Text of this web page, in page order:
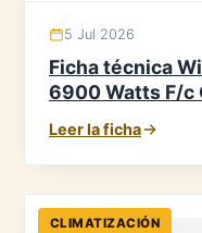
5 Jul 2026
Ficha técnica
6900 Watts F/c
Leer la ficha
CLIMATIZACIÓN